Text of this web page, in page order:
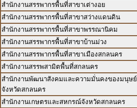
สำนักงานสรรพากรพื้นที่สาขาเต่างอย
สำนักงานสรรพากรพื้นที่สาขาสว่างแดนดิน
สำนักงานสรรพากรพื้นที่สาขาพรรณานิคม
สำนักงานสรรพากรพื้นที่สาขาบ้านม่วง
สำนักงานสรรพากรพื้นที่สาขาเมืองสกลนคร
สำนักงานสรรพสามิตพื้นที่สกลนคร
สำนักงานพัฒนาสังคมและความมั่นคงของมนุษย์
จังหวัดสกลนคร
สำนักงานเกษตรและสหกรณ์จังหวัดสกลนคร